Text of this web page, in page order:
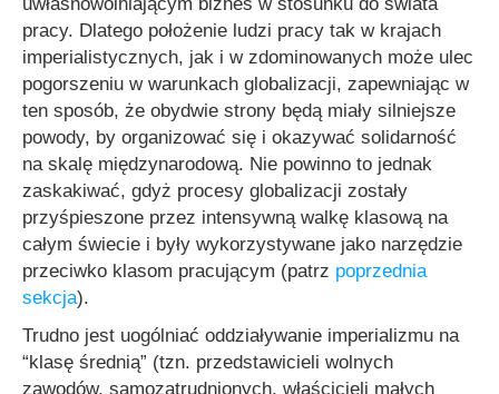
pracy. Dlatego położenie ludzi pracy tak w krajach
imperialistycznych, jak i w zdominowanych może ulec
pogorszeniu w warunkach globalizacji, zapewniając w
ten sposób, że obydwie strony będą miały silniejsze
powody, by organizować się i okazywać solidarność
na skalę międzynarodową. Nie powinno to jednak
zaskakiwać, gdyż procesy globalizacji zostały
przyśpieszone przez intensywną walkę klasową na
całym świecie i były wykorzystywane jako narzędzie
przeciwko klasom pracującym (patrz poprzednia
sekcja).
Trudno jest uogólniać oddziaływanie imperializmu na
“klasę średnią” (tzn. przedstawicieli wolnych
zawodów, samozatrudnionych, właścicieli małych